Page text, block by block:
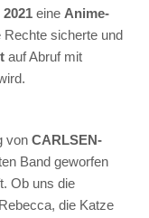
eine Anime-
Rechte sicherte und
auf Abruf mit
von CARLSEN-
Band geworfen
Ob uns die
die Katze